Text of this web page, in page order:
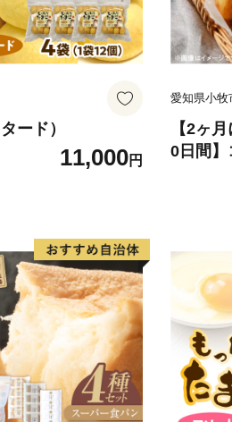
ード）
11,000円
愛知県小牧
【2ヶ
0日間
セット